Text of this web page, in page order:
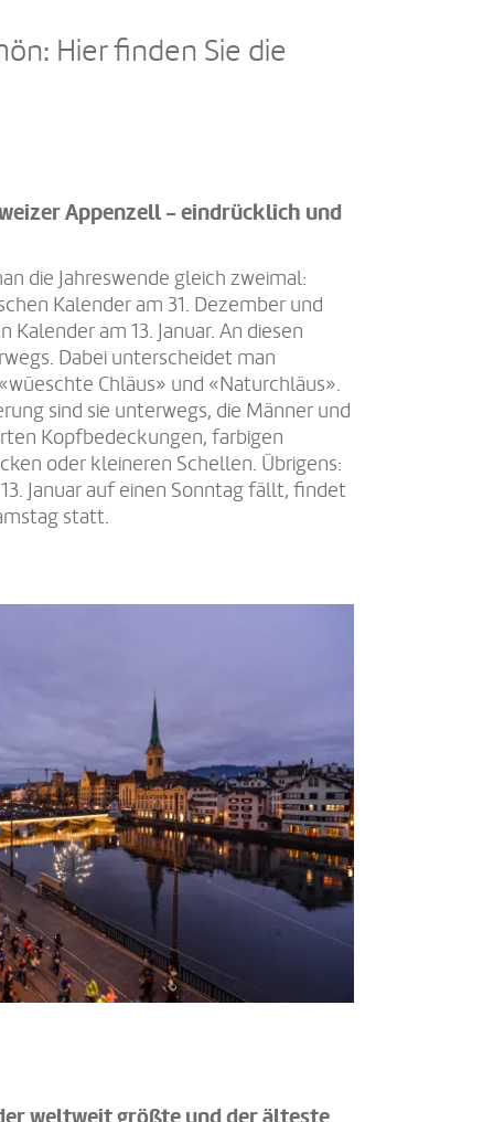
Hier finden Sie die
Appenzell - eindrücklich und
die Jahreswende gleich zweimal:
Kalender am 31. Dezember und
am 13. Januar. An diesen
Dabei unterscheidet man
Chläus» und «Naturchläus».
sind sie unterwegs, die Männer und
Kopfbedeckungen, farbigen
oder kleineren Schellen. Übrigens:
Januar auf einen Sonntag fällt, findet
statt.